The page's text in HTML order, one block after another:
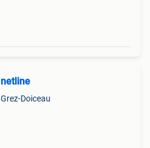
netline
Grez-Doiceau